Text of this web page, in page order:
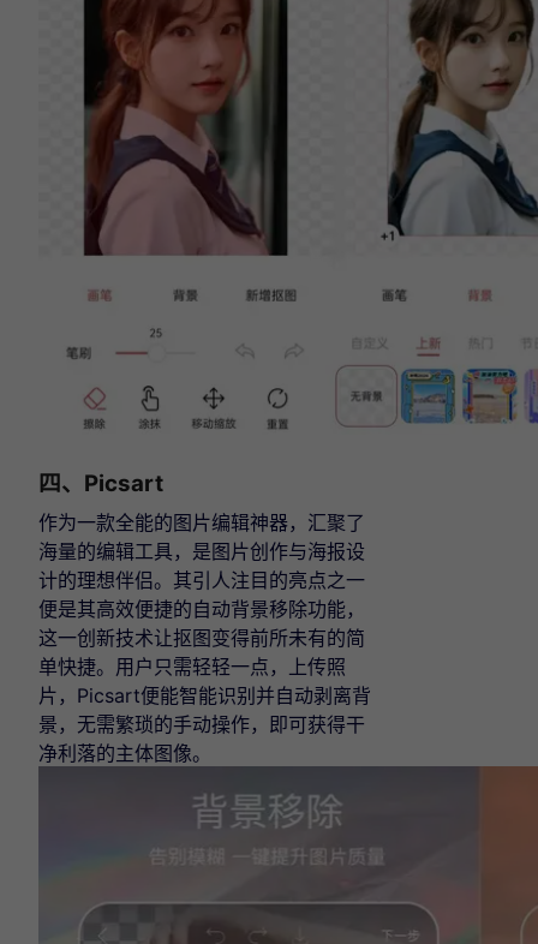
四、Picsart
作为一款全能的图片编辑神器，汇聚了
海量的编辑工具，是图片创作与海报设
计的理想伴侣。其引人注目的亮点之一
便是其高效便捷的自动背景移除功能，
这一创新技术让抠图变得前所未有的简
单快捷。用户只需轻轻一点，上传照
片，Picsart便能智能识别并自动剥离背
景，无需繁琐的手动操作，即可获得干
净利落的主体图像。